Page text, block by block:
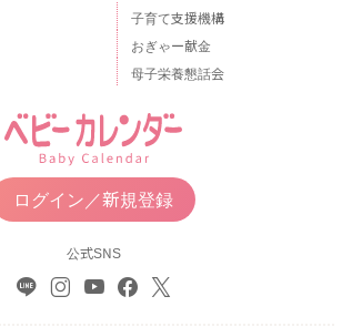
子育て支援機構
おぎゃー献金
母子栄養懇話会
ログイン／新規登録
公式SNS